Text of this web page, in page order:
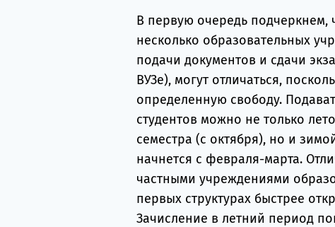
В первую очередь подчеркнем,
несколько образовательных
подачи документов и сдачи
ВУЗе), могут отличаться,
определенную свободу.
студентов можно не только
семестра (с октября), но и
начнется с февраля-марта.
частными учреждениями
первых структурах быстрее
Зачисление в летний период